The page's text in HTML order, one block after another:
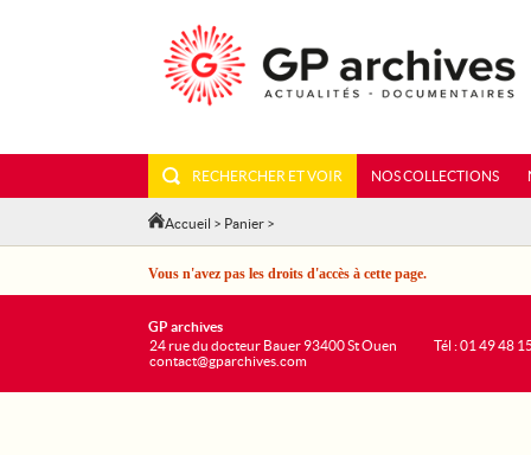
RECHERCHER ET VOIR NOS COLLECTIONS
Accueil > Panier >
Vous n'avez pas les droits d'accès à cette page.
GP archives
24 rue du docteur Bauer 93400 St Ouen
contact@gparchives.com
Tél : 01 49 48